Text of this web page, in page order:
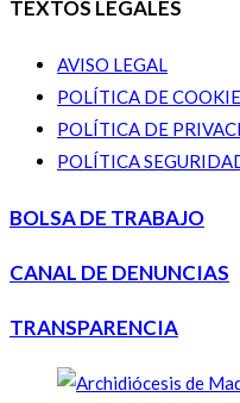
TEXTOS LEGALES
AVISO LEGAL
POLÍTICA DE
POLÍTICA DE
POLÍTICA
BOLSA DE TRABAJO
CANAL DE DENUNCIAS
TRANSPARENCIA